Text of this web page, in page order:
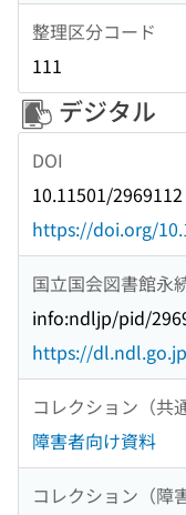
整理区分コード
111
デジタル
DOI
10.11501/2969112
https://doi.org/
国立国会図書館永
info:ndljp/pid/
https://
コレクション（共通
障害者向け資料
コレクション（障